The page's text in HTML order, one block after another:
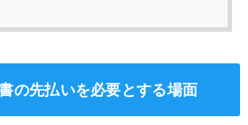
の先払いを必要とする場面